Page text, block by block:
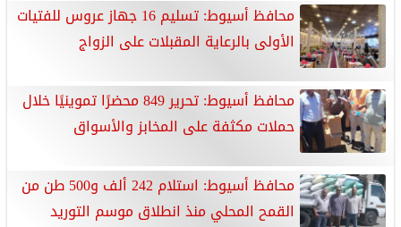
محافظ أسيوط: تسليم 16 جهاز عروس للفتيات
الأولى بالرعاية المقبلات على الزواج
محافظ أسيوط: تحرير 849 محضرًا تموينيًا خلال
حملات مكثفة على المخابز والأسواق
محافظ أسيوط: استلام 242 ألف و500 طن من
القمح المحلي منذ انطلاق موسم التوريد